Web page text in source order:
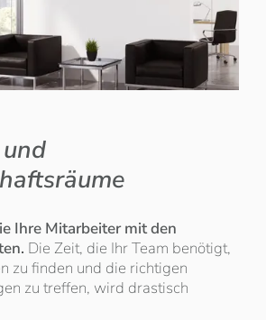
Ihre Mitarbeiter mit den
Die Zeit, die Ihr Team benötigt,
zu finden und die richtigen
zu treffen, wird drastisch